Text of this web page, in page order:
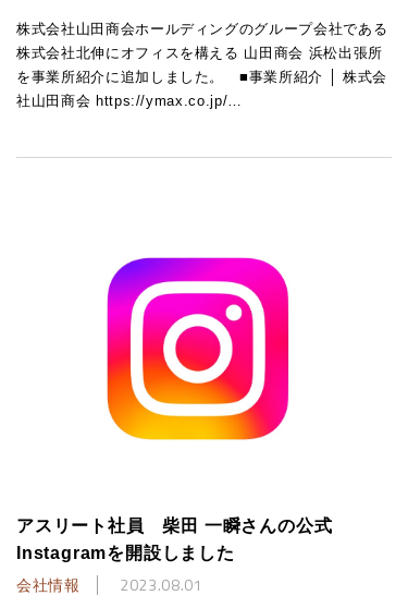
株式会社山田商会ホールディングのグループ会社である
株式会社北伸にオフィスを構える 山田商会 浜松出張所
を事業所紹介に追加しました。 ■事業所紹介 │ 株式会
社山田商会 https://ymax.co.jp/…
アスリート社員 柴田 一瞬さんの公式
Instagramを開設しました
会社情報 2023.08.01